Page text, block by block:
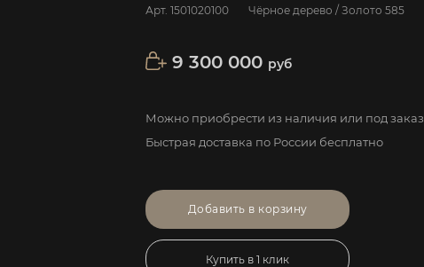
Арт. 1501020100 Чёрное дерево / Золото 585
9 300 000 руб
Можно приобрести из наличия или под заказ
Быстрая доставка по России бесплатно
Добавить в корзину
Купить в 1 клик